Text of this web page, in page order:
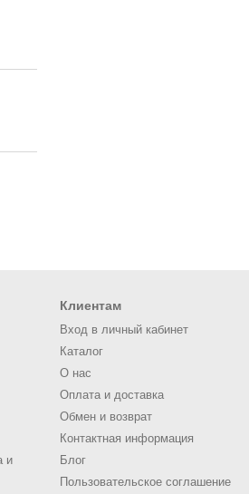
и
Клиентам
Вход в личный кабинет
Каталог
О нас
Оплата и доставка
Обмен и возврат
Контактная информация
Блог
Пользовательское соглашение